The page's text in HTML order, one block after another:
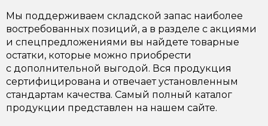
Мы поддерживаем складской запас наиболее
востребованных позиций, а в разделе с акциями
и спецпредложениями вы найдете товарные
остатки, которые можно приобрести
с дополнительной выгодой. Вся продукция
сертифицирована и отвечает установленным
стандартам качества. Самый полный каталог
продукции представлен на нашем сайте.